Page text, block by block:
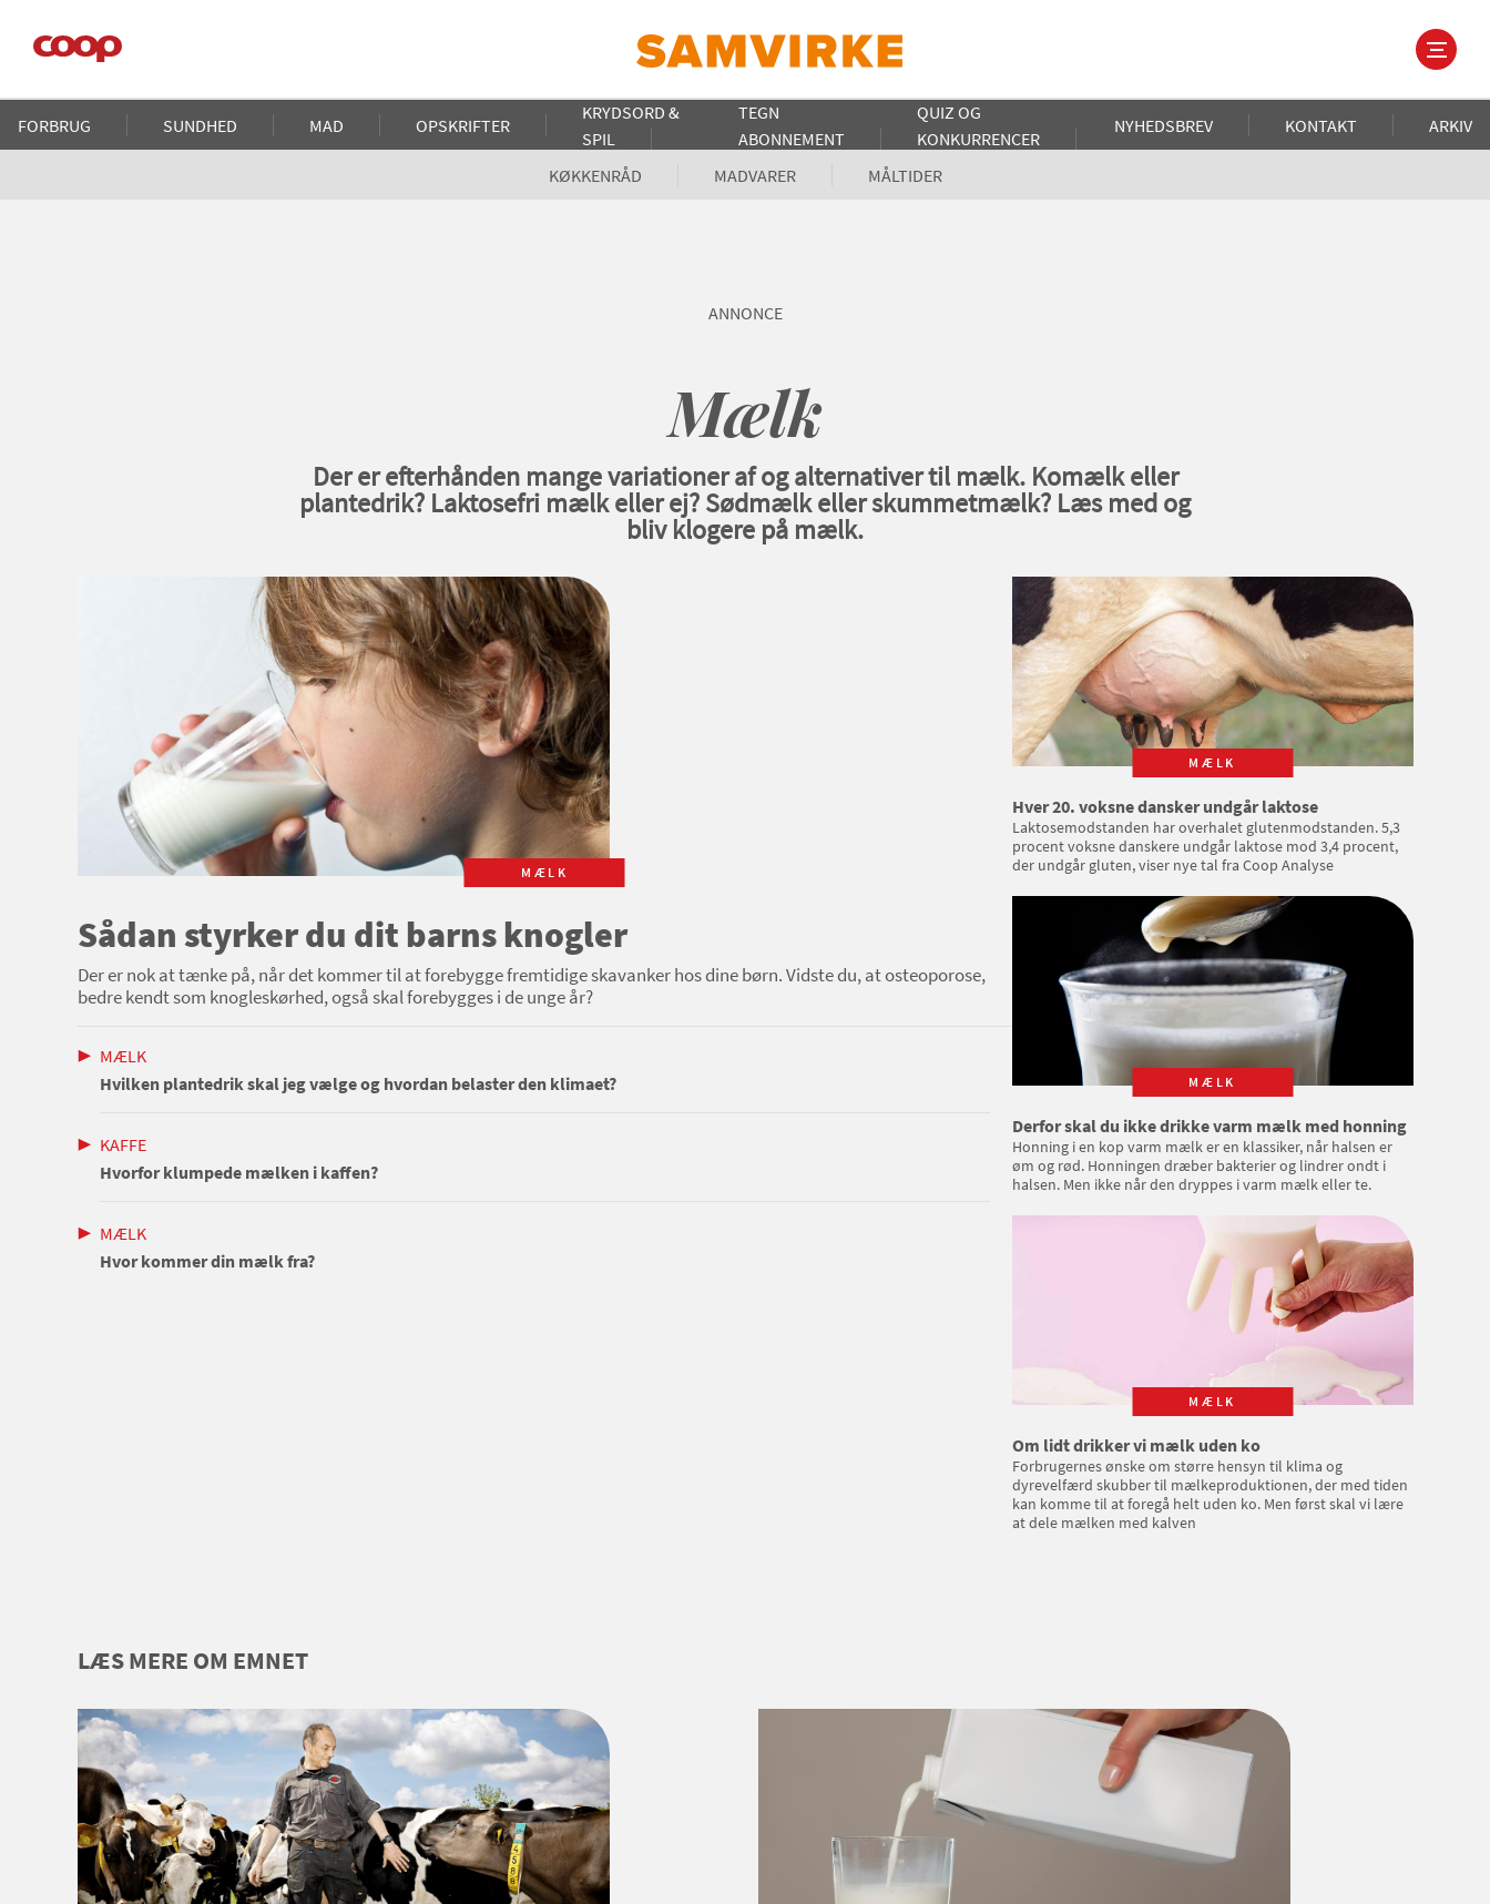
hovedindhold
Main
navigation
FORBRUG SUNDHED MAD OPSKRIFTER
KRYDSORD &
SPIL
TEGN
ABONNEMENT
QUIZ OG
KONKURRENCER
NYHEDSBREV KONTAKT ARKIV
KØKKENRÅD MADVARER MÅLTIDER
ANNONCE
Mælk
Der er efterhånden mange variationer af og alternativer til mælk. Komælk eller
plantedrik? Laktosefri mælk eller ej? Sødmælk eller skummetmælk? Læs med og
bliv klogere på mælk.
MÆLK
Sådan styrker du dit barns knogler
Der er nok at tænke på, når det kommer til at forebygge fremtidige skavanker hos dine børn. Vidste du, at osteoporose,
bedre kendt som knogleskørhed, også skal forebygges i de unge år?
MÆLK
Hvilken plantedrik skal jeg vælge og hvordan belaster den klimaet?
KAFFE
Hvorfor klumpede mælken i kaffen?
MÆLK
Hvor kommer din mælk fra?
MÆLK
Hver 20. voksne dansker undgår laktose
Laktosemodstanden har overhalet glutenmodstanden. 5,3
procent voksne danskere undgår laktose mod 3,4 procent,
der undgår gluten, viser nye tal fra Coop Analyse
MÆLK
Derfor skal du ikke drikke varm mælk med honning
Honning i en kop varm mælk er en klassiker, når halsen er
øm og rød. Honningen dræber bakterier og lindrer ondt i
halsen. Men ikke når den dryppes i varm mælk eller te.
MÆLK
Om lidt drikker vi mælk uden ko
Forbrugernes ønske om større hensyn til klima og
dyrevelfærd skubber til mælkeproduktionen, der med tiden
kan komme til at foregå helt uden ko. Men først skal vi lære
at dele mælken med kalven
LÆS MERE OM EMNET